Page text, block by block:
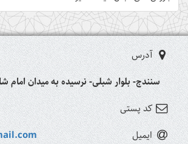
آدرس
سنندج- بلوار شبلی- نرسیده به میدان امام
کد پستی
ایمیل